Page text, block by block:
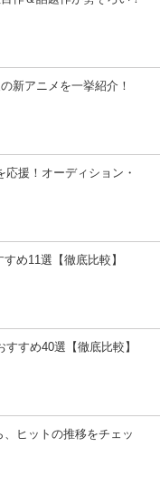
新アニメを一挙紹介！
援！オーディション・
め11選【徹底比較】
すめ40選【徹底比較】
ヒットの推移をチェッ